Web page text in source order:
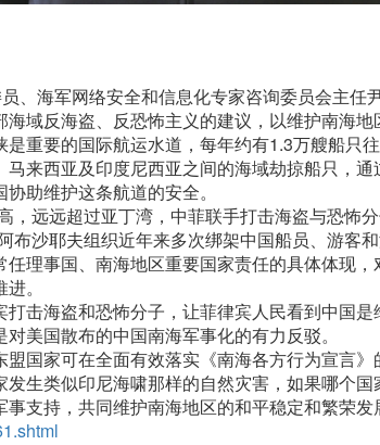
海军网络安全和信息化专家咨询委员会主任
域反海盗、反恐怖主义的建议，以维护南海地
要的国际航运水道，每年约有1.3万艘船只
来西亚及印度尼西亚之间的海域劫掠船只，
助维护这条航道的安全。
远远超过亚丁湾，中菲联手打击海盗与恐怖
布沙耶夫组织近年来多次绑架中国船员、游客
理事国、南海地区重要国家责任的具体体现
。
海盗和恐怖分子，让菲律宾人民看到中国是
美国散布的中国南海军事化的有力反驳。
家可在全面有效落实《南海各方行为宣言》
生类似印尼海啸那样的自然灾害，如果哪个
支持，共同维护南海地区的和平稳定和繁荣发